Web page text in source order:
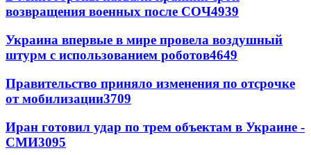
возвращения военных после СОЧ4939
Украина впервые в мире провела воздушный
штурм с использованием роботов4649
Правительство приняло изменения по отсрочке
от мобилизации3709
Иран готовил удар по трем объектам в Украине -
СМИ3095